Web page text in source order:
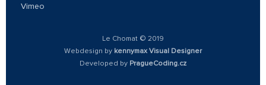
Vimeo
Le Chomat © 2019
Webdesign by kennymax Visual Designer
Developed by PragueCoding.cz